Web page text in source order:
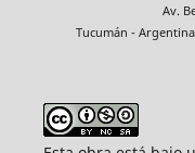
Av.
Tucumán - Argentina